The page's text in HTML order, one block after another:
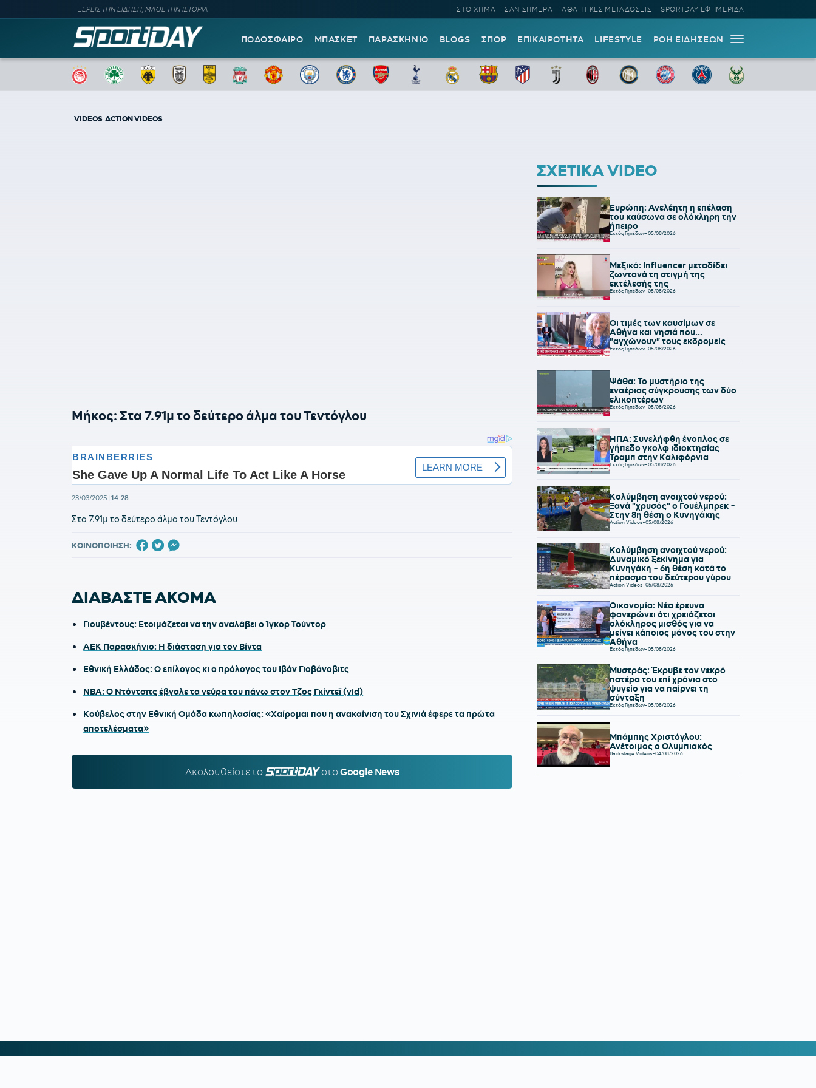
ΞΕΡΕΙΣ ΤΗΝ ΕΙΔΗΣΗ, ΜΑΘΕ ΤΗΝ ΙΣΤΟΡΙΑ ΣΤΟΙΧΗΜΑ ΣΑΝ ΣΗΜΕΡΑ ΑΘΛΗΤΙΚΕΣ ΜΕΤΑΔΟΣΕΙΣ SPORTDAY ΕΦΗΜΕΡΙΔΑ
ΠΟΔΟΣΦΑΙΡΟ ΜΠΑΣΚΕΤ ΠΑΡΑΣΚΗΝΙΟ BLOGS ΣΠΟΡ ΕΠΙΚΑΙΡΟΤΗΤΑ LIFESTYLE ΡΟΗ ΕΙΔΗΣΕΩΝ
VIDEOS ACTION VIDEOS
Μήκος: Στα 7.91μ το δεύτερο άλμα του Τεντόγλου
23/03/2025 14:28
Στα 7.91μ το δεύτερο άλμα του Τεντόγλου
ΚΟΙΝΟΠΟΙΗΣΗ:
ΔΙΑΒΑΣΤΕ ΑΚΟΜΑ
Γιουβέντους: Ετοιμάζεται να την αναλάβει ο Ίγκορ Τούντορ
ΑΕΚ Παρασκήνιο: Η διάσταση για τον Βίντα
Εθνική Ελλάδος: Ο επίλογος κι ο πρόλογος του Ιβάν Γιοβάνοβιτς
NBA: Ο Ντόντσιτς έβγαλε τα νεύρα του πάνω στον Τζος Γκίντεϊ (vid)
Κούβελος στην Εθνική Ομάδα κωπηλασίας: «Χαίρομαι που η ανακαίνιση του Σχινιά έφερε τα πρώτα
αποτελέσματα»
Ακολουθείστε τo SPORTDAY.GR
στοGoogle News
ΣΧΕΤΙΚΑ VIDEO
Ευρώπη: Ανελέητη η επέλαση
του καύσωνα σε ολόκληρη την
ήπειρο
Εκτός Γηπέδων-05/08/2026
Μεξικό: Influencer μεταδίδει
ζωντανά τη στιγμή της
εκτέλεσής της
Εκτός Γηπέδων-05/08/2026
Οι τιμές των καυσίμων σε
Αθήνα και νησιά που...
"αγχώνουν" τους εκδρομείς
Εκτός Γηπέδων-05/08/2026
Ψάθα: Το μυστήριο της
εναέριας σύγκρουσης των δύο
ελικοπτέρων
Εκτός Γηπέδων-05/08/2026
ΗΠΑ: Συνελήφθη ένοπλος σε
γήπεδο γκολφ ιδιοκτησίας
Τραμπ στην Καλιφόρνια
Εκτός Γηπέδων-05/08/2026
Κολύμβηση ανοιχτού νερού:
Ξανά "χρυσός" ο Γουέλμπρεκ -
Στην 8η θέση ο Κυνηγάκης
Action Videos-05/08/2026
Κολύμβηση ανοιχτού νερού:
Δυναμικό ξεκίνημα για
Κυνηγάκη - 6η θέση κατά το
πέρασμα του δεύτερου γύρου
Action Videos-05/08/2026
Οικονομία: Νέα έρευνα
φανερώνει ότι χρειάζεται
ολόκληρος μισθός για να
μείνει κάποιος μόνος του στην
Αθήνα
Εκτός Γηπέδων-05/08/2026
Μυστράς: Έκρυβε τον νεκρό
πατέρα του επί χρόνια στο
ψυγείο για να παίρνει τη
σύνταξη
Εκτός Γηπέδων-05/08/2026
Μπάμπης Χριστόγλου:
Ανέτοιμος ο Ολυμπιακός
Backstage Videos-04/08/2026